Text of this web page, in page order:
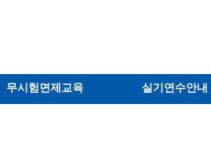
무시험면제교육 실기연수안내